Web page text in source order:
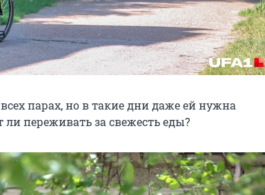
парах, но в такие дни даже ей нужна
переживать за свежесть еды?